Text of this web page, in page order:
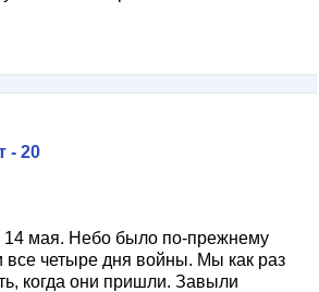
- 20
14 мая. Небо было по-прежнему
все четыре дня войны. Мы как раз
когда они пришли. Завыли